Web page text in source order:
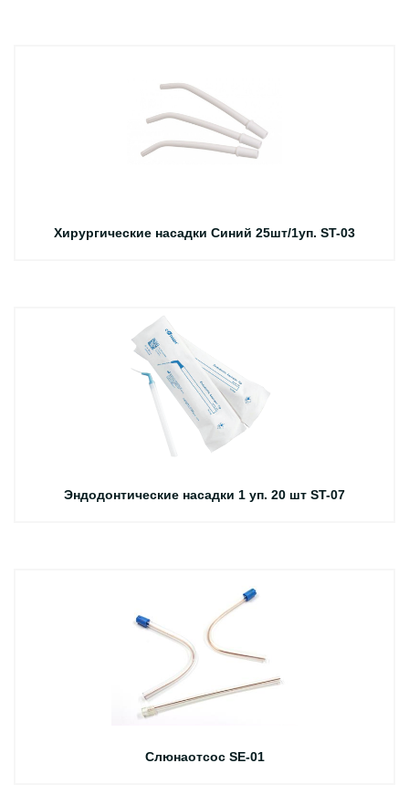
Хирургические насадки Синий 25шт/1уп. ST-03
Эндодонтические насадки 1 уп. 20 шт ST-07
Слюнаотсос SE-01